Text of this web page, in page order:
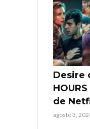
Desire
de
agosto 3,